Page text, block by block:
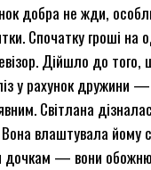
добра не жди,
Спочатку гроші на
Дійшло до того,
у рахунок дружини
Світлана
Вона влаштувала
дочкам — вони